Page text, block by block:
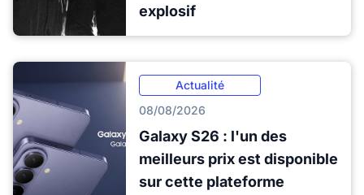
explosif
Actualité
08/08/2026
Galaxy S26 : l'un des
meilleurs prix est disponible
sur cette plateforme